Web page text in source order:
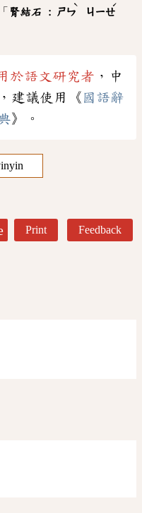
「 腎結石 : ㄕㄣ
ˋ
ㄐㄧㄝ
ˊ
於語文研究者 ，中
建議使用《 國語辭
》。
Print Feedback